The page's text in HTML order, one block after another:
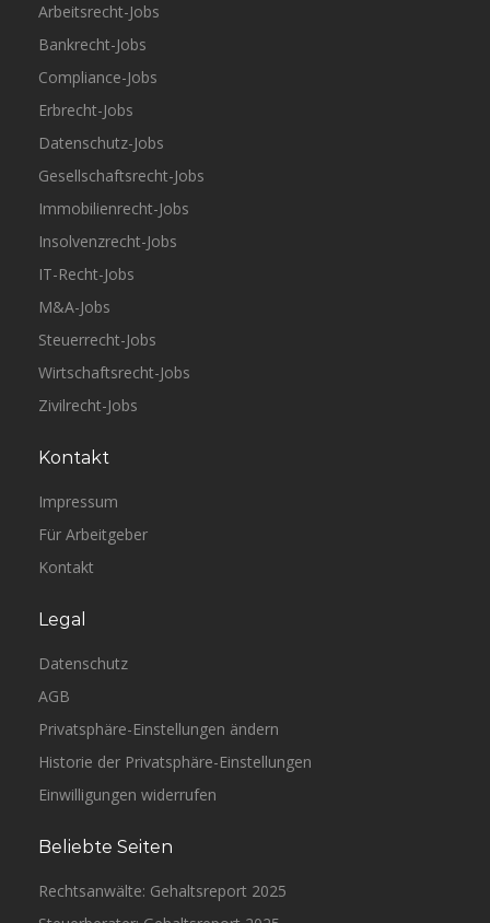
Arbeitsrecht-Jobs
Bankrecht-Jobs
Compliance-Jobs
Erbrecht-Jobs
Datenschutz-Jobs
Gesellschaftsrecht-Jobs
Immobilienrecht-Jobs
Insolvenzrecht-Jobs
IT-Recht-Jobs
M&A-Jobs
Steuerrecht-Jobs
Wirtschaftsrecht-Jobs
Zivilrecht-Jobs
Kontakt
Impressum
Für Arbeitgeber
Kontakt
Legal
Datenschutz
AGB
Privatsphäre-Einstellungen ändern
Historie der Privatsphäre-Einstellungen
Einwilligungen widerrufen
Beliebte Seiten
Rechtsanwälte: Gehaltsreport 2025